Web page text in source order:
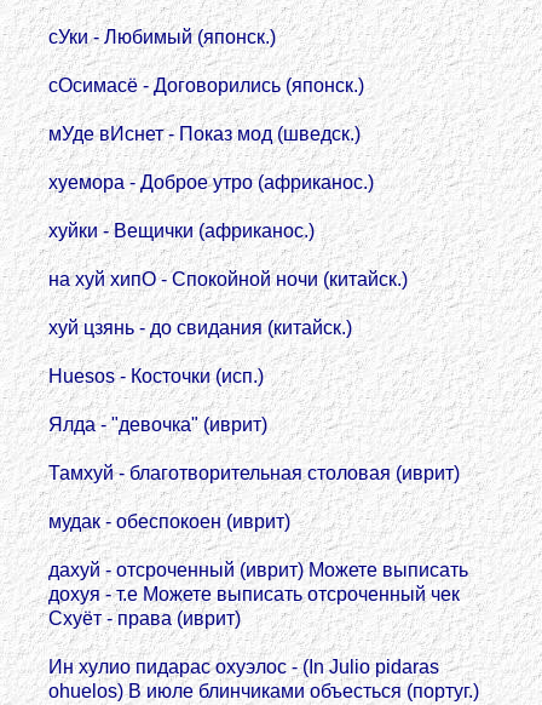
сУки - Любимый (японск.)
сОсимасё - Договорились (японск.)
мУде вИснет - Показ мод (шведск.)
хуемора - Доброе утро (африканос.)
хуйки - Вещички (африканос.)
на хуй хипО - Спокойной ночи (китайск.)
хуй цзянь - до свидания (китайск.)
Huesos - Косточки (исп.)
Ялда - "девочка" (иврит)
Тамхуй - благотворительная столовая (иврит)
мудак - обеспокоен (иврит)
дахуй - отсроченный (иврит) Можете выписать
дохуя - т.е Можете выписать отсроченный чек
Схуёт - права (иврит)
Ин хулио пидарас охуэлос - (In Julio pidaras
ohuelos) В июле блинчиками объесться (португ.)